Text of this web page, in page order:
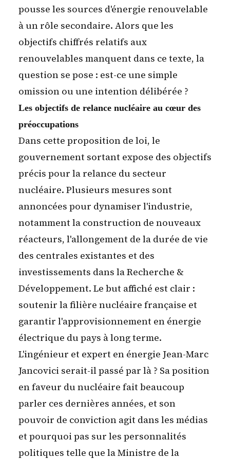
pousse les sources d'énergie renouvelable
à un rôle secondaire. Alors que les
objectifs chiffrés relatifs aux
renouvelables manquent dans ce texte, la
question se pose : est-ce une simple
omission ou une intention délibérée ?
Les objectifs de relance nucléaire au cœur des
préoccupations
Dans cette proposition de loi, le
gouvernement sortant expose des objectifs
précis pour la relance du secteur
nucléaire. Plusieurs mesures sont
annoncées pour dynamiser l'industrie,
notamment la construction de nouveaux
réacteurs, l'allongement de la durée de vie
des centrales existantes et des
investissements dans la Recherche &
Développement. Le but affiché est clair :
soutenir la filière nucléaire française et
garantir l'approvisionnement en énergie
électrique du pays à long terme.
L'ingénieur et expert en énergie Jean-Marc
Jancovici serait-il passé par là ? Sa position
en faveur du nucléaire fait beaucoup
parler ces dernières années, et son
pouvoir de conviction agit dans les médias
et pourquoi pas sur les personnalités
politiques telle que la Ministre de la